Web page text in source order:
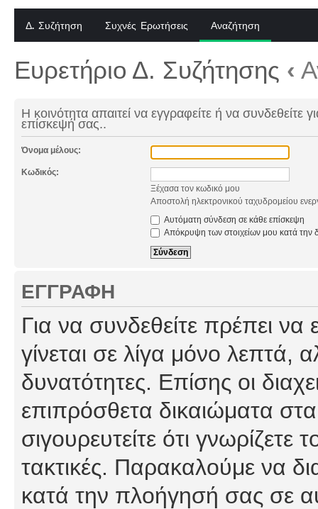
Δ. Συζήτηση Συχνές Ερωτήσεις Αναζήτηση
Ευρετήριο Δ. Συζήτησης ‹
Η κοινότητα απαιτεί να εγγραφείτε ή να συνδεθείτε
επίσκεψή σας..
Όνομα μέλους:
Κωδικός:
Ξέχασα τον κωδικό μου
Αποστολή ηλεκτρονικού ταχυδρομείου
Αυτόματη σύνδεση σε κάθε επίσκεψη
Απόκρυψη των στοιχείων μου κατά την
ΕΓΓΡΑΦΉ
Για να συνδεθείτε πρέπει
γίνεται σε λίγα μόνο λεπτά,
δυνατότητες. Επίσης οι
επιπρόσθετα δικαιώματα
σιγουρευτείτε ότι γνωρίζετε
τακτικές. Παρακαλούμε να
κατά την πλοήγησή σας σε